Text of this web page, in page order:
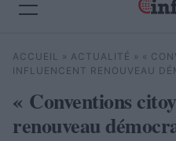
Rechercher
ACCUEIL » ACTUALITÉ » «
INFLUENCENT RENOUVEAU
« Conventions
renouveau